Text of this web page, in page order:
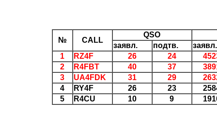
№ CALL
QSO
заявл.
подтв.
заявл.
1
RZ4F 26 24
2
R4FBT 40 37
3
UA4FDK 31 29
4
RY4F 26 23
5
R4CU 10 9